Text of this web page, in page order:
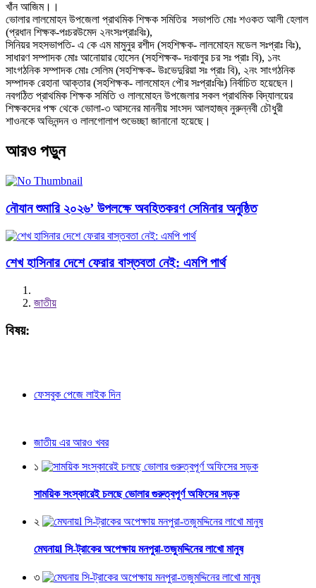
খাঁন আজিম।।
ভোলার লালমোহন উপজেলা প্রাথমিক শিক্ষক সমিতির সভাপতি মোঃ শওকত আলী হেলাল
(প্রধান শিক্ষক-পঃচরউমেদ ২নংসঃপ্রাঃবিঃ),
সিনিয়র সহসভাপতি- এ কে এম মামুনুর রশীদ (সহশিক্ষক- লালমোহন মডেল সঃপ্রাঃ বিঃ),
সাধারণ সম্পাদক মোঃ আনোয়ার হোসেন (সহশিক্ষক- দঃবালুর চর সঃ প্রাঃ বি), ১নং
সাংগঠনিক সম্পাদক মোঃ সেলিম (সহশিক্ষক- উঃভেদুরিয়া সঃ প্রাঃ বি), ২নং সাংগঠনিক
সম্পাদক রেহানা আক্তার (সহশিক্ষক- লালমোহন পৌর সঃপ্রাঃবিঃ) নির্বাচিত হয়েছেন।
নবগঠিত প্রাথমিক শিক্ষক সমিতি ও লালমোহন উপজেলার সকল প্রাথমিক বিদ্যালয়ের
শিক্ষকদের পক্ষ থেকে ভোলা-৩ আসনের মাননীয় সাংসদ আলহাজ্ব নুরুন্নবী চৌধুরী
শাওনকে অভিনন্দন ও লালগোলাপ শুভেচ্ছা জানানো হয়েছে।
আরও পড়ুন
নৌযান শুমারি ২০২৬’ উপলক্ষে অবহিতকরণ সেমিনার অনুষ্ঠিত
শেখ হাসিনার দেশে ফেরার বাস্তবতা নেই: এমপি পার্থ
জাতীয়
বিষয়:
ফেসবুক পেজে লাইক দিন
জাতীয় এর আরও খবর
১
সাময়িক সংস্কারেই চলছে ভোলার গুরুত্বপূর্ণ অফিসের সড়ক
২
মেঘনায়l সি-ট্রাকের অপেক্ষায় মনপুরা-তজুমদ্দিনের লাখো মানুষ
৩